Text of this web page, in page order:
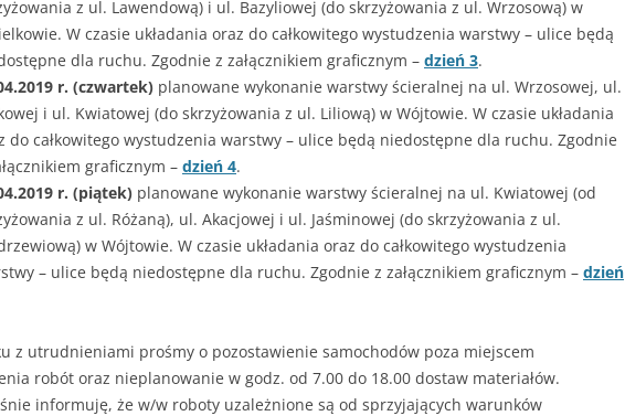
z ul. Lawendową) i ul. Bazyliowej (do skrzyżowania z ul. Wrzosową) w
W czasie układania oraz do całkowitego wystudzenia warstwy – ulice będą
dla ruchu. Zgodnie z załącznikiem graficznym – dzień 3.
r. (czwartek) planowane wykonanie warstwy ścieralnej na ul. Wrzosowej, ul.
i ul. Kwiatowej (do skrzyżowania z ul. Liliową) w Wójtowie. W czasie układania
do całkowitego wystudzenia warstwy – ulice będą niedostępne dla ruchu. Zgodnie
graficznym – dzień 4.
r. (piątek) planowane wykonanie warstwy ścieralnej na ul. Kwiatowej (od
z ul. Różaną), ul. Akacjowej i ul. Jaśminowej (do skrzyżowania z ul.
w Wójtowie. W czasie układania oraz do całkowitego wystudzenia
– ulice będą niedostępne dla ruchu. Zgodnie z załącznikiem graficznym – dzień
z utrudnieniami prośmy o pozostawienie samochodów poza miejscem
robót oraz nieplanowanie w godz. od 7.00 do 18.00 dostaw materiałów.
informuję, że w/w roboty uzależnione są od sprzyjających warunków